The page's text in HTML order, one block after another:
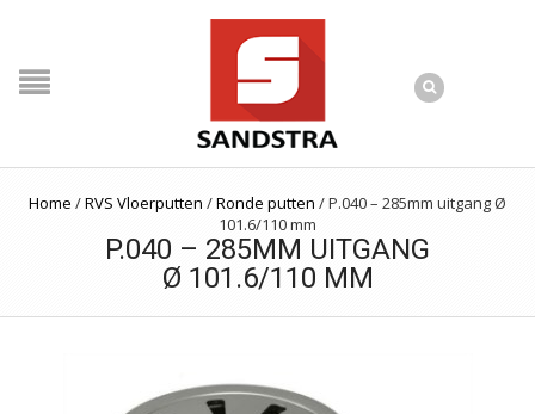
Home /RVS Vloerputten /Ronde putten /P.040 – 285mm uitgang Ø
101.6/110 mm
P.040 – 285MM UITGANG
Ø 101.6/110 MM